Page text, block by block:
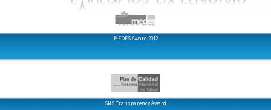
MEDES Award 2012
SNS Transparency Award